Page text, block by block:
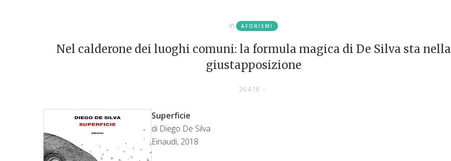
in AFORISMI
Nel calderone dei luoghi comuni: la formula magica di De Silva sta nella
giustapposizione
26.4.18 -
Superficie
di Diego De Silva
Einaudi, 2018